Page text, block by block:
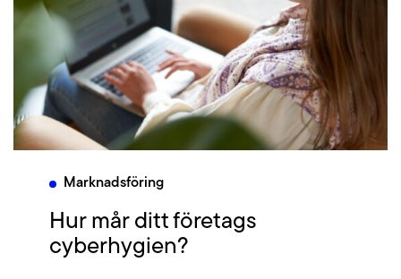
Marknadsföring
Hur mår ditt företags
cyberhygien?